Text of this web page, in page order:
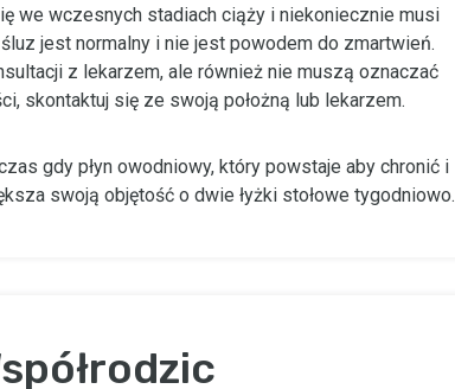
we wczesnych stadiach ciąży i niekoniecznie musi
jest normalny i nie jest powodem do zmartwień.
z lekarzem, ale również nie muszą oznaczać
skontaktuj się ze swoją położną lub lekarzem.
gdy płyn owodniowy, który powstaje aby chronić i
swoją objętość o dwie łyżki stołowe tygodniowo.